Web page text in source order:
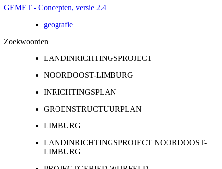
GEMET - Concepten, versie 2.4
geografie
Zoekwoorden
LANDINRICHTINGSPROJECT
NOORDOOST-LIMBURG
INRICHTINGSPLAN
GROENSTRUCTUURPLAN
LIMBURG
LANDINRICHTINGSPROJECT NOORDOOST-
LIMBURG